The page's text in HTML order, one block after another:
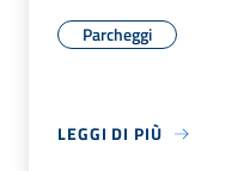
Parcheggi
LEGGI DI PIÙ